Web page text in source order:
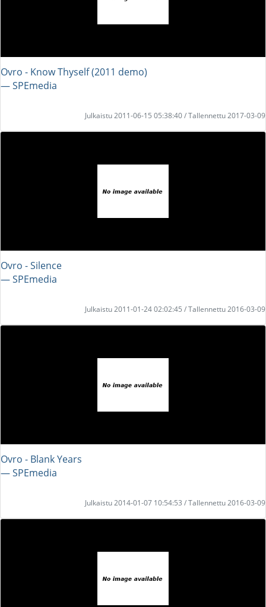
Ovro - Know Thyself (2011 demo)
― SPEmedia
Julkaistu 2011-06-15 05:38:40 / Tallennettu 2017-03-09
Ovro - Silence
― SPEmedia
Julkaistu 2011-01-24 02:02:45 / Tallennettu 2016-03-09
Ovro - Blank Years
― SPEmedia
Julkaistu 2014-01-07 10:54:53 / Tallennettu 2016-03-09